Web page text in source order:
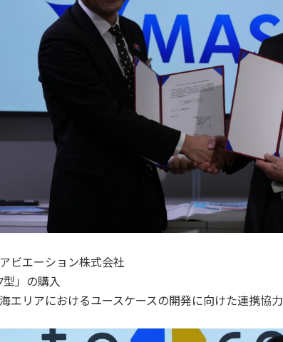
ビエーション株式会社
型」の購入
エリアにおけるユースケースの開発に向けた連携協力